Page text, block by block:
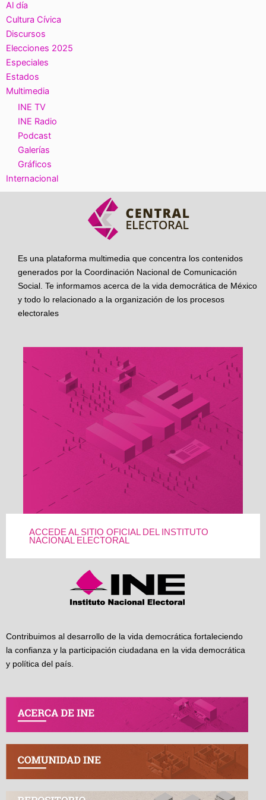
Al día
Cultura Cívica
Discursos
Elecciones 2025
Especiales
Estados
Multimedia
INE TV
INE Radio
Podcast
Galerías
Gráficos
Internacional
Es una plataforma multimedia que concentra los contenidos
generados por la Coordinación Nacional de Comunicación
Social. Te informamos acerca de la vida democrática de México
y todo lo relacionado a la organización de los procesos
electorales
ACCEDE AL SITIO OFICIAL DEL INSTITUTO
NACIONAL ELECTORAL
Contribuimos al desarrollo de la vida democrática fortaleciendo
la confianza y la participación ciudadana en la vida democrática
y política del país.